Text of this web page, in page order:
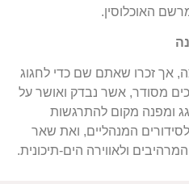
האוכלוסין.
אך זכרו שאתם שם כדי לחגוג
מסודר, אשר נבדק ואושר על
ומפנה מקום להתרגשות
המנהליים, ואת שאר
ולאווירה הים-תיכונית.